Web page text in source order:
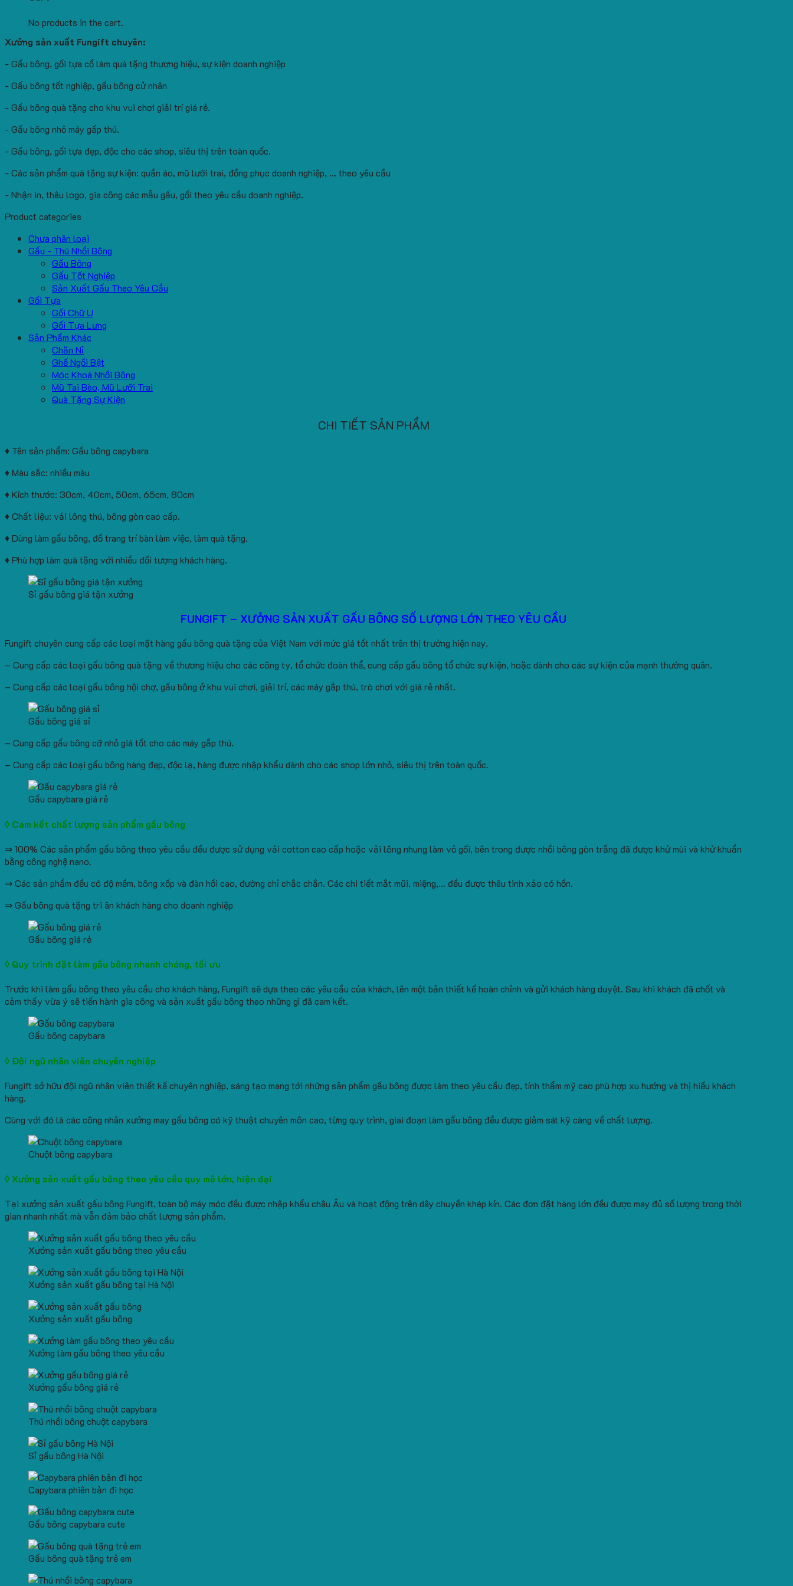
No products in the cart.
Xưởng sản xuất Fungift chuyên:
- Gấu bông, gối tựa cổ làm quà tặng thương hiệu, sự kiện doanh nghiệp
- Gấu bông tốt nghiệp, gấu bông cử nhân
- Gấu bông quà tặng cho khu vui chơi giải trí giá rẻ.
- Gấu bông nhỏ máy gấp thú.
- Gấu bông, gối tựa đẹp, độc cho các shop, siêu thị trên toàn quốc.
- Các sản phẩm quà tặng sự kiện: quần áo, mũ lưỡi trai, đồng phục doanh nghiệp, ... theo yêu cầu
- Nhận in, thêu logo, gia công các mẫu gấu, gối theo yêu cầu doanh nghiệp.
Product categories
Chưa phân loại
Gấu - Thú Nhồi Bông
Gấu Bông
Gấu Tốt Nghiệp
Sản Xuất Gấu Theo Yêu Cầu
Gối Tựa
Gối Chữ U
Gối Tựa Lưng
Sản Phẩm Khác
Chăn Nỉ
Ghế Ngồi Bệt
Móc Khoá Nhồi Bông
Mũ Tai Bèo, Mũ Lưỡi Trai
Quà Tặng Sự Kiện
CHI TIẾT SẢN PHẨM
♦ Tên sản phẩm: Gấu bông capybara
♦ Màu sắc: nhiều màu
♦ Kích thước: 30cm, 40cm, 50cm, 65cm, 80cm
♦ Chất liệu: vải lông thú, bông gòn cao cấp.
♦ Dùng làm gấu bông, đồ trang trí bàn làm việc, làm quà tặng.
♦ Phù hợp làm quà tặng với nhiều đối tượng khách hàng.
Sỉ gấu bông giá tận xưởng
FUNGIFT – XƯỞNG SẢN XUẤT GẤU BÔNG SỐ LƯỢNG LỚN THEO YÊU CẦU
Fungift chuyên cung cấp các loại mặt hàng gấu bông quà tặng của Việt Nam với mức giá tốt nhất trên thị trường hiện nay.
– Cung cấp các loại gấu bông quà tặng về thương hiệu cho các công ty, tổ chức đoàn thể, cung cấp gấu bông tổ chức sự kiện, hoặc dành cho các sự kiện của mạnh thường quân.
– Cung cấp các loại gấu bông hội chợ, gấu bông ở khu vui chơi, giải trí, các máy gắp thú, trò chơi với giá rẻ nhất.
Gấu bông giá sỉ
– Cung cấp gấu bông cỡ nhỏ giá tốt cho các máy gắp thú.
– Cung cấp các loại gấu bông hàng đẹp, độc lạ, hàng được nhập khẩu dành cho các shop lớn nhỏ, siêu thị trên toàn quốc.
Gấu capybara giá rẻ
◊ Cam kết chất lượng sản phẩm gấu bông
⇒ 100% Các sản phẩm gấu bông theo yêu cầu đều được sử dụng vải cotton cao cấp hoặc vải lông nhung làm vỏ gối, bên trong được nhồi bông gòn trắng đã được khử mùi và khử khuẩn
bằng công nghệ nano.
⇒ Các sản phẩm đều có độ mềm, bông xốp và đàn hồi cao, đường chỉ chắc chắn. Các chi tiết mắt mũi, miệng,… đều được thêu tinh xảo có hồn.
⇒ Gấu bông quà tặng tri ân khách hàng cho doanh nghiệp
Gấu bông giá rẻ
◊ Quy trình đặt làm gấu bông nhanh chóng, tối ưu
Trước khi làm gấu bông theo yêu cầu cho khách hàng, Fungift sẽ dựa theo các yêu cầu của khách, lên một bản thiết kế hoàn chỉnh và gửi khách hàng duyệt. Sau khi khách đã chốt và
cảm thấy vừa ý sẽ tiến hành gia công và sản xuất gấu bông theo những gì đã cam kết.
Gấu bông capybara
◊ Đội ngũ nhân viên chuyên nghiệp
Fungift sở hữu đội ngũ nhân viên thiết kế chuyên nghiệp, sáng tạo mang tới những sản phẩm gấu bông được làm theo yêu cầu đẹp, tính thẩm mỹ cao phù hợp xu hướng và thị hiếu khách
hàng.
Cùng với đó là các công nhân xưởng may gấu bông có kỹ thuật chuyên môn cao, từng quy trình, giai đoạn làm gấu bông đều được giảm sát kỹ càng về chất lượng.
Chuột bông capybara
◊ Xưởng sản xuất gấu bông theo yêu cầu quy mô lớn, hiện đại
Tại xưởng sản xuất gấu bông Fungift, toàn bộ máy móc đều được nhập khẩu châu Âu và hoạt động trên dây chuyền khép kín. Các đơn đặt hàng lớn đều được may đủ số lượng trong thời
gian nhanh nhất mà vẫn đảm bảo chất lượng sản phẩm.
Xưởng sản xuất gấu bông theo yêu cầu
Xưởng sản xuất gấu bông tại Hà Nội
Xưởng sản xuất gấu bông
Xưởng làm gấu bông theo yêu cầu
Xưởng gấu bông giá rẻ
Thú nhồi bông chuột capybara
Sỉ gấu bông Hà Nội
Capybara phiên bản đi học
Gấu bông capybara cute
Gấu bông quà tặng trẻ em